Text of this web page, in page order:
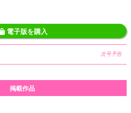
電子版を購入
次号予告
掲載作品